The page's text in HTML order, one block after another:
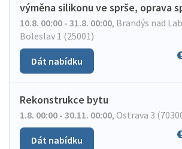
výměna silikonu ve sprše, oprava
10.8. 00:00 - 31.8. 00:00, Brandýs nad
Boleslav 1 (25001)
Dát nabídku
Rekonstrukce bytu
1.8. 00:00 - 30.11. 00:00, Ostrava 3
Dát nabídku